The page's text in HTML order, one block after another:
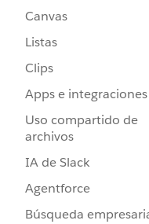
Canvas
Listas
Clips
Apps e integraciones
Uso compartido de
archivos
IA de Slack
Agentforce
Búsqueda